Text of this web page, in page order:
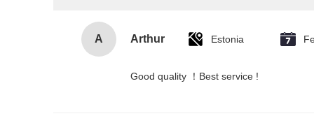
A Arthur Estonia
Good quality ！Best service !